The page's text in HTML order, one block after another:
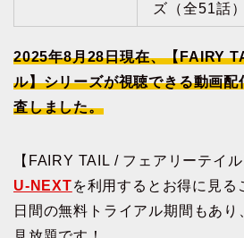
ズ（全51話）
2025年8月28日現在、【FAIRY
ル】シリーズが視聴できる動画
査しました。
【FAIRY TAIL / フェアリーテイ
U-NEXTを利用するとお得に見る
日間の無料トライアル期間もあ